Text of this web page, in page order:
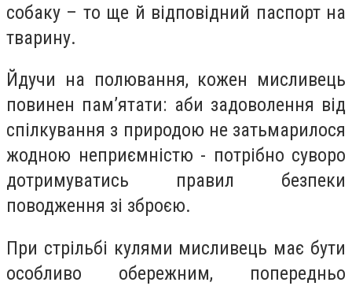
собаку – то ще й відповідний паспорт на
тварину.
Йдучи на полювання, кожен мисливець
повинен пам’ятати: аби задоволення від
спілкування з природою не затьмарилося
жодною неприємністю - потрібно суворо
дотримуватись правил безпеки
поводження зі зброєю.
При стрільбі кулями мисливець має бути
особливо обережним, попередньо